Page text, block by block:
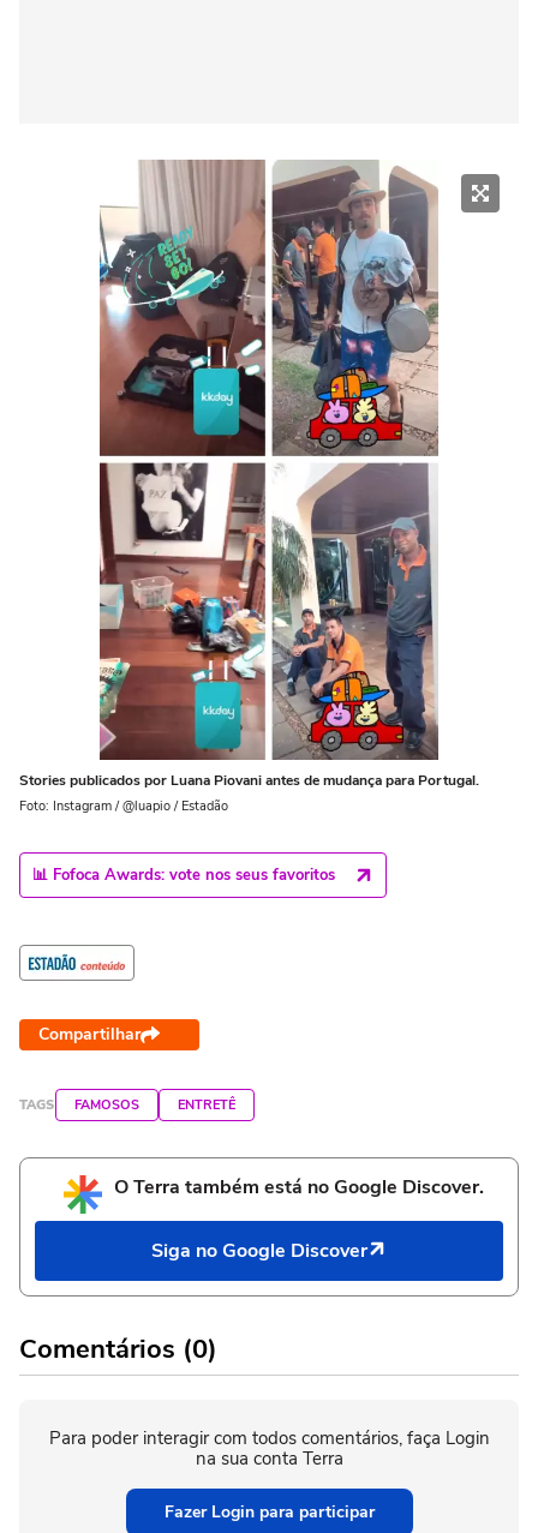
Stories publicados por Luana Piovani antes de mudança para Portugal.
Foto: Instagram / @luapio / Estadão
📊 Fofoca Awards: vote nos seus favoritos
Compartilhar
TAGS FAMOSOS ENTRETÊ
O Terra também está no Google Discover.
Siga no Google Discover
Comentários (0)
Para poder interagir com todos comentários, faça Login
na sua conta Terra
Fazer Login para participar